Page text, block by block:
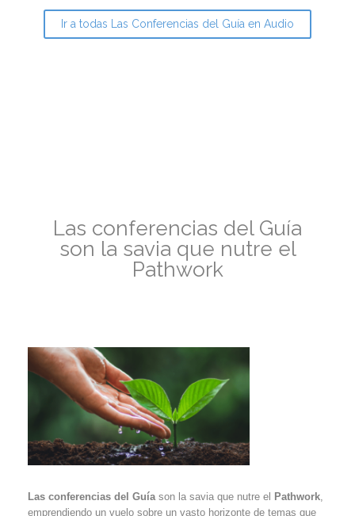
Ir a todas Las Conferencias del Guía en Audio
Las conferencias del Guía
son la savia que nutre el
Pathwork
Las conferencias del Guía son la savia que nutre el Pathwork
emprendiendo un vuelo sobre un vasto horizonte de temas que